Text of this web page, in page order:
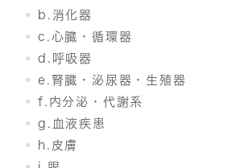
b.消化器
c.心臓・循環器
d.呼吸器
e.腎臓・泌尿器・生殖器
f.内分泌・代謝系
g.血液疾患
h.皮膚